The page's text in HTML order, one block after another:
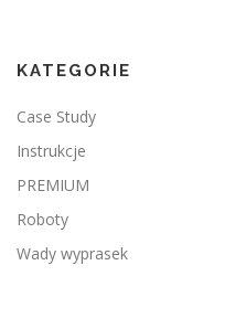
KATEGORIE
Case Study
Instrukcje
PREMIUM
Roboty
Wady wyprasek